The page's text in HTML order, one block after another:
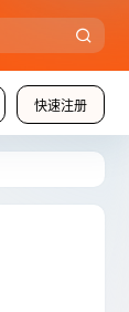
快速注册